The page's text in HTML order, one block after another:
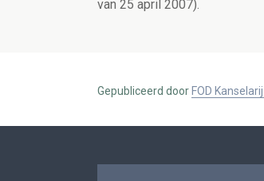
van 25 april 2007).
Gepubliceerd door FOD